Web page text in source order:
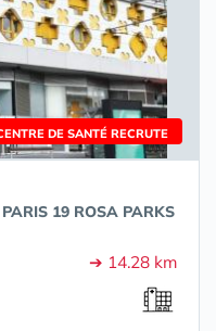
DE SANTÉ RECRUTE
19 ROSA PARKS
➔ 14.28 km